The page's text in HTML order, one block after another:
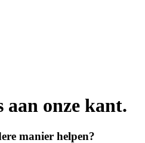
aan onze kant.
manier helpen?